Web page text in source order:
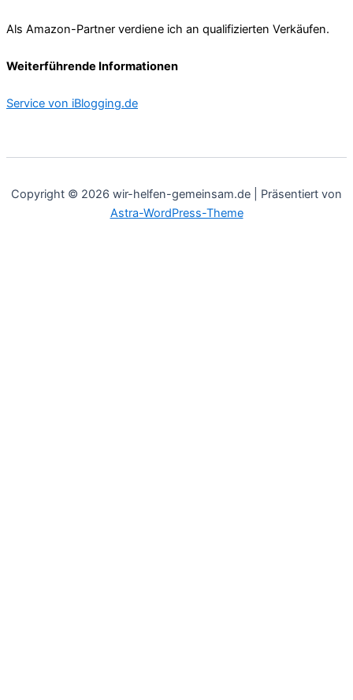
Als Amazon-Partner verdiene ich an qualifizierten Verkäufen.
Weiterführende Informationen
Service von iBlogging.de
Copyright © 2026 wir-helfen-gemeinsam.de | Präsentiert von
Astra-WordPress-Theme